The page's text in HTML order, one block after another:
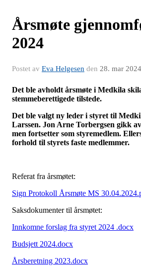
Årsmøte
2024
Postet av Eva Helgesen den 28. mar 2024
Det ble avholdt årsmøte i Medkila
stemmeberettigede tilstede.
Det ble valgt ny leder i styret til
Larssen. Jon Arne Torbergsen gikk
men fortsetter som styremedlem.
forhold til styrets faste medlemmer.
Referat fra årsmøtet:
Sign Protokoll Årsmøte MS
Saksdokumenter til årsmøtet:
Innkomne forslag fra styret 2024 .docx
Budsjett 2024.docx
Årsberetning 2023.docx